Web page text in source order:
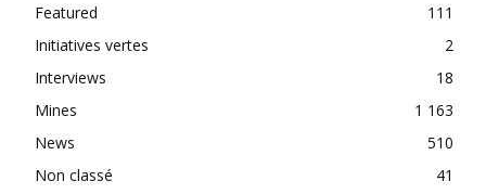
Featured
111
Initiatives vertes
2
Interviews
18
Mines
1 163
News
510
Non classé
41